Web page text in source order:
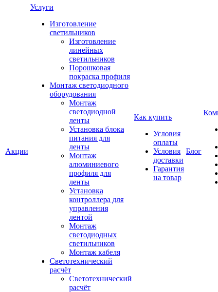
Акции
Услуги
Изготовление
светильников
Изготовление
линейных
светильников
Порошковая
покраска профиля
Монтаж светодиодного
оборудования
Монтаж
светодиодной
ленты
Установка блока
питания для
ленты
Монтаж
алюминиевого
профиля для
ленты
Установка
контроллера для
управления
лентой
Монтаж
светодиодных
светильников
Монтаж кабеля
Светотехнический
расчёт
Светотехнический
расчёт
Как купить
Условия
оплаты
Условия
доставки
Гарантия
на товар
Блог